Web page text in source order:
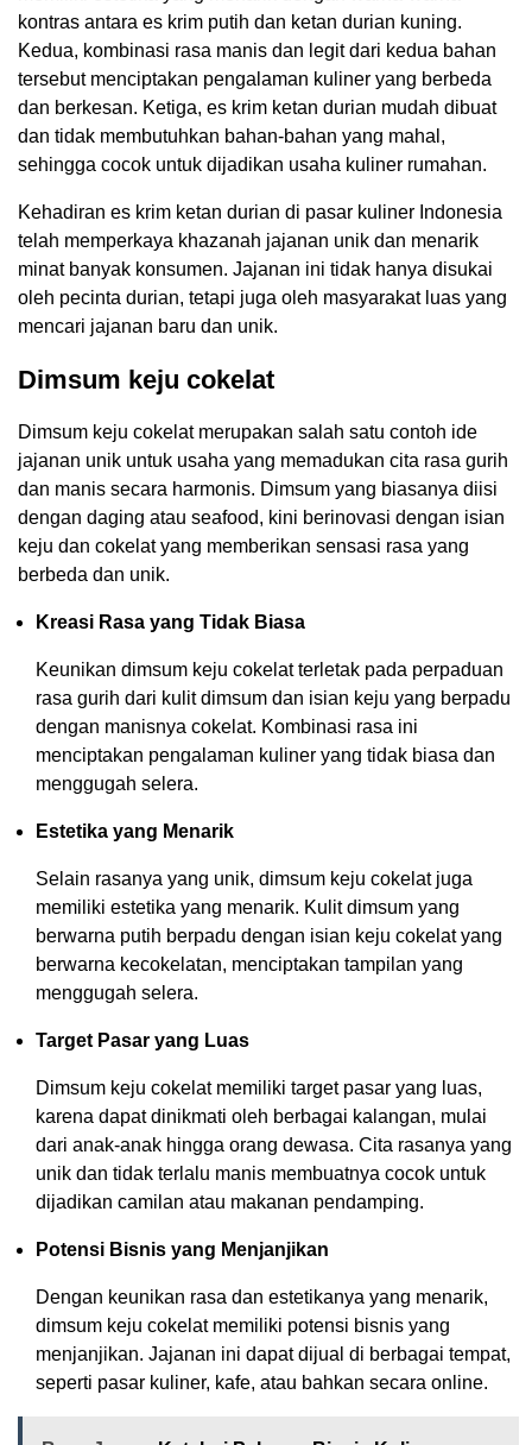
kontras antara es krim putih dan ketan durian kuning.
Kedua, kombinasi rasa manis dan legit dari kedua bahan
tersebut menciptakan pengalaman kuliner yang berbeda
dan berkesan. Ketiga, es krim ketan durian mudah dibuat
dan tidak membutuhkan bahan-bahan yang mahal,
sehingga cocok untuk dijadikan usaha kuliner rumahan.
Kehadiran es krim ketan durian di pasar kuliner Indonesia
telah memperkaya khazanah jajanan unik dan menarik
minat banyak konsumen. Jajanan ini tidak hanya disukai
oleh pecinta durian, tetapi juga oleh masyarakat luas yang
mencari jajanan baru dan unik.
Dimsum keju cokelat
Dimsum keju cokelat merupakan salah satu contoh ide
jajanan unik untuk usaha yang memadukan cita rasa gurih
dan manis secara harmonis. Dimsum yang biasanya diisi
dengan daging atau seafood, kini berinovasi dengan isian
keju dan cokelat yang memberikan sensasi rasa yang
berbeda dan unik.
Kreasi Rasa yang Tidak Biasa
Keunikan dimsum keju cokelat terletak pada perpaduan
rasa gurih dari kulit dimsum dan isian keju yang berpadu
dengan manisnya cokelat. Kombinasi rasa ini
menciptakan pengalaman kuliner yang tidak biasa dan
menggugah selera.
Estetika yang Menarik
Selain rasanya yang unik, dimsum keju cokelat juga
memiliki estetika yang menarik. Kulit dimsum yang
berwarna putih berpadu dengan isian keju cokelat yang
berwarna kecokelatan, menciptakan tampilan yang
menggugah selera.
Target Pasar yang Luas
Dimsum keju cokelat memiliki target pasar yang luas,
karena dapat dinikmati oleh berbagai kalangan, mulai
dari anak-anak hingga orang dewasa. Cita rasanya yang
unik dan tidak terlalu manis membuatnya cocok untuk
dijadikan camilan atau makanan pendamping.
Potensi Bisnis yang Menjanjikan
Dengan keunikan rasa dan estetikanya yang menarik,
dimsum keju cokelat memiliki potensi bisnis yang
menjanjikan. Jajanan ini dapat dijual di berbagai tempat,
seperti pasar kuliner, kafe, atau bahkan secara online.